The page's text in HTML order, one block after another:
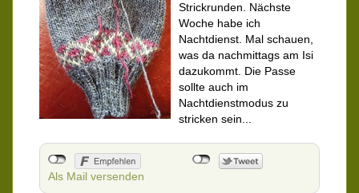
Strickrunden. Nächste
Woche habe ich
Nachtdienst. Mal schauen,
was da nachmittags am Isi
dazukommt. Die Passe
sollte auch im
Nachtdienstmodus zu
stricken sein...
Als Mail versenden